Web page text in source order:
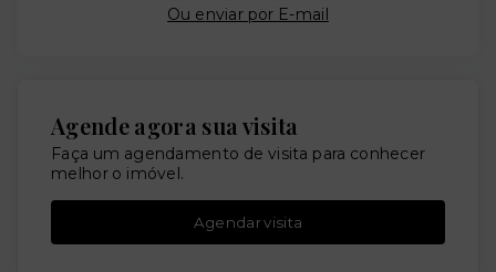
Ou enviar por E-mail
Agende agora sua visita
Faça um agendamento de visita para conhecer
melhor o imóvel.
Agendar visita